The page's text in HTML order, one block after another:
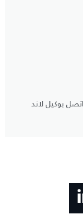
بوكيل لاند